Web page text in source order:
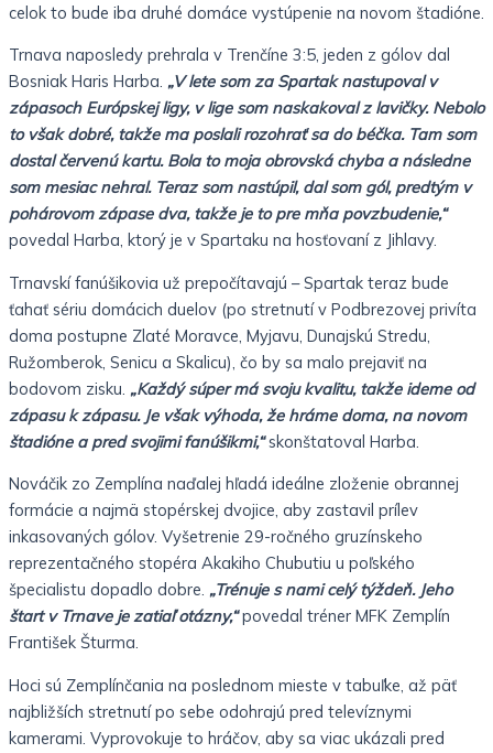
celok to bude iba druhé domáce vystúpenie na novom štadióne.
Trnava naposledy prehrala v Trenčíne 3:5, jeden z gólov dal
Bosniak Haris Harba. „V lete som za Spartak nastupoval v
zápasoch Európskej ligy, v lige som naskakoval z lavičky. Nebolo
to však dobré, takže ma poslali rozohrať sa do béčka. Tam som
dostal červenú kartu. Bola to moja obrovská chyba a následne
som mesiac nehral. Teraz som nastúpil, dal som gól, predtým v
pohárovom zápase dva, takže je to pre mňa povzbudenie,“
povedal Harba, ktorý je v Spartaku na hosťovaní z Jihlavy.
Trnavskí fanúšikovia už prepočítavajú – Spartak teraz bude
ťahať sériu domácich duelov (po stretnutí v Podbrezovej privíta
doma postupne Zlaté Moravce, Myjavu, Dunajskú Stredu,
Ružomberok, Senicu a Skalicu), čo by sa malo prejaviť na
bodovom zisku. „Každý súper má svoju kvalitu, takže ideme od
zápasu k zápasu. Je však výhoda, že hráme doma, na novom
štadióne a pred svojimi fanúšikmi,“skonštatoval Harba.
Nováčik zo Zemplína naďalej hľadá ideálne zloženie obrannej
formácie a najmä stopérskej dvojice, aby zastavil prílev
inkasovaných gólov. Vyšetrenie 29-ročného gruzínskeho
reprezentačného stopéra Akakiho Chubutiu u poľského
špecialistu dopadlo dobre. „Trénuje s nami celý týždeň. Jeho
štart v Trnave je zatiaľ otázny,“povedal tréner MFK Zemplín
František Šturma.
Hoci sú Zemplínčania na poslednom mieste v tabuľke, až päť
najbližších stretnutí po sebe odohrajú pred televíznymi
kamerami. Vyprovokuje to hráčov, aby sa viac ukázali pred